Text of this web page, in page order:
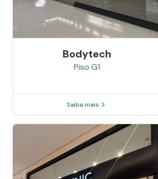
Bodytech
Piso G1
Saiba mais